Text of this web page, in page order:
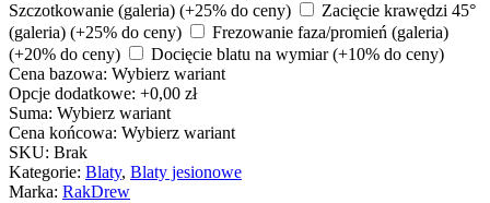
Szczotkowanie (galeria) (+25% do ceny)
Zacięcie krawędzi 45°
(galeria) (+25% do ceny)
Frezowanie faza/promień (galeria)
(+20% do ceny)
Docięcie blatu na wymiar(+10% do ceny)
Cena bazowa: Wybierz wariant
Opcje dodatkowe: +0,00 zł
Suma: Wybierz wariant
Cena końcowa: Wybierz wariant
SKU: Brak
Kategorie: Blaty, Blaty jesionowe
Marka: RakDrew